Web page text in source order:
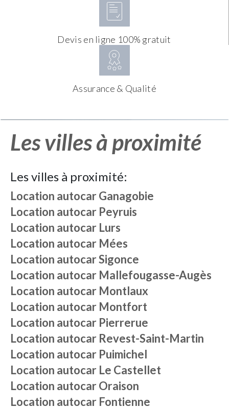
Devis en ligne 100% gratuit
Assurance & Qualité
Les villes à proximité
Les villes à proximité:
Location autocarGanagobie
Location autocar Peyruis
Location autocar Lurs
Location autocar Mées
Location autocarSigonce
Location autocar Mallefougasse-Augès
Location autocar Montlaux
Location autocar Montfort
Location autocar Pierrerue
Location autocar Revest-Saint-Martin
Location autocar Puimichel
Location autocar Le Castellet
Location autocarOraison
Location autocar Fontienne